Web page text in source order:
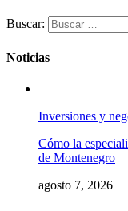
Buscar:
Noticias
Inversiones y
Cómo la
de Montenegro
agosto 7, 2026